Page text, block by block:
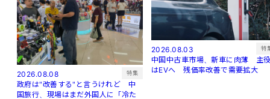
2026.08.08 特集
政府は"改善する"と言うけれど 中
国旅行、現場はまだ外国人に「冷た
2026.08.03 特
中国中古車市場、新車に肉薄 主
はEVへ 残価率改善で需要拡大